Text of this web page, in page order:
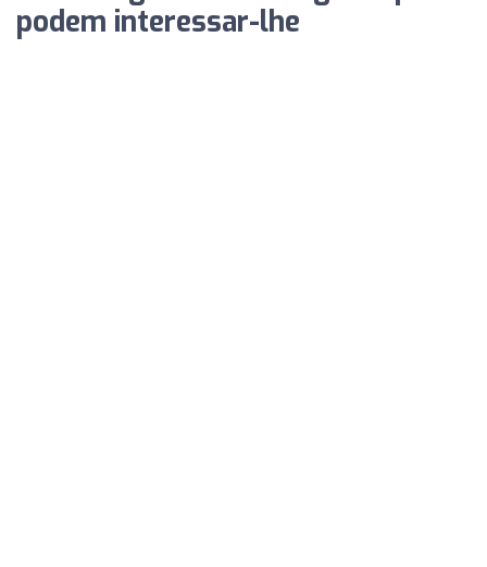
podem interessar-lhe